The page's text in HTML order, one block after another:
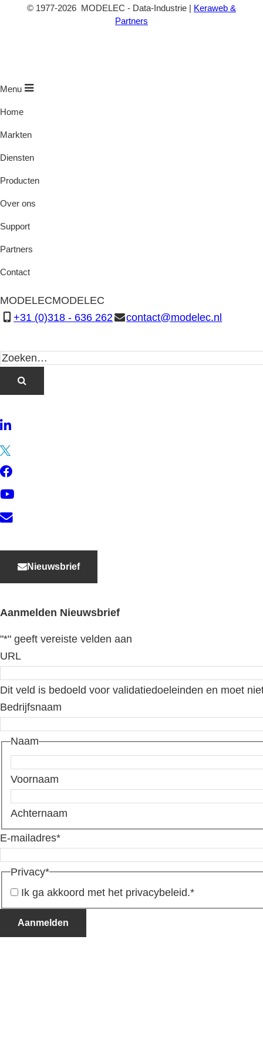
© 1977-2026 MODELEC - Data-Industrie | Keraweb &
Partners
Menu
Home
Markten
Diensten
Producten
Over ons
Support
Partners
Contact
MODELECMODELEC
+31 (0)318 - 636 262
contact@modelec.nl
LinkedIn
YouTube
Contact
Nieuwsbrief
Aanmelden Nieuwsbrief
"*" geeft vereiste velden aan
URL
Dit veld is bedoeld voor validatiedoeleinden en moet
Bedrijfsnaam
Naam
Voornaam
Achternaam
E-mailadres*
Privacy*
Ik ga akkoord met het privacybeleid.*
Aanmelden